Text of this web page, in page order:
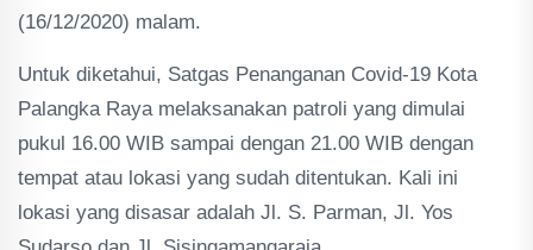
(16/12/2020) malam.
Untuk diketahui, Satgas Penanganan Covid-19 Kota
Palangka Raya melaksanakan patroli yang dimulai
pukul 16.00 WIB sampai dengan 21.00 WIB dengan
tempat atau lokasi yang sudah ditentukan. Kali ini
lokasi yang disasar adalah Jl. S. Parman, Jl. Yos